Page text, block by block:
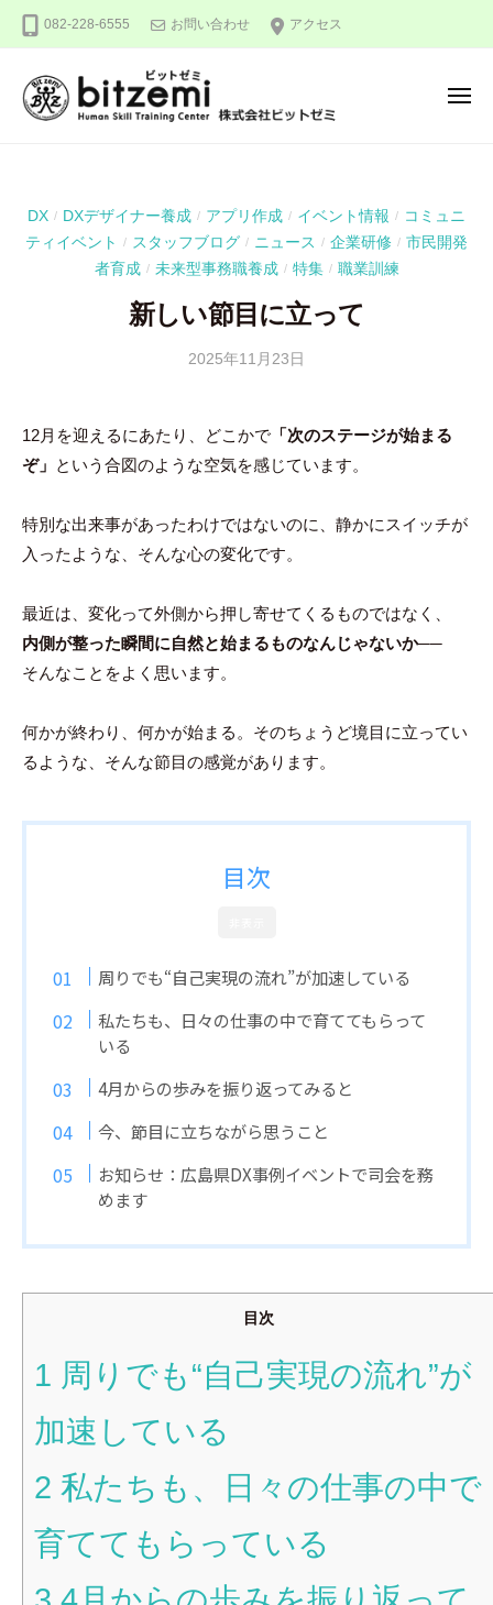
082-228-6555 お問い合わせ アクセス
社
を
究
メ
DX / DXデザイナー養成 / アプリ作成 / イベント情報 / コミュニ
ティイベント
/ スタッフブログ / ニュース / 企業研修 / 市民開発
者育成 / 未来型事務職養成 / 特集 / 職業訓練
新しい節目に立って
2025年11月23日
田
豪
12月を迎えるにあたり、どこかで 「次のステージが始まる
ぞ」 という合図のような空気を感じています。
特別な出来事があったわけではないのに、静かにスイッチが
入ったような、そんな心の変化です。
最近は、変化って外側から押し寄せてくるものではなく、
内側が整った瞬間に自然と始まるものなんじゃないか──
そんなことをよく思います。
何かが終わり、何かが始まる。そのちょうど境目に立ってい
るような、そんな節目の感覚があります。
目次
周りでも“自己実現の流れ”が加速している
私たちも、日々の仕事の中で育ててもらって
いる
4月からの歩みを振り返ってみると
今、節目に立ちながら思うこと
お知らせ：広島県DX事例イベントで司会を務
めます
目次
1 周りでも“自己実現の流れ”が
加速している
2 私たちも、日々の仕事の中で
育ててもらっている
会
社
ビ
ミ